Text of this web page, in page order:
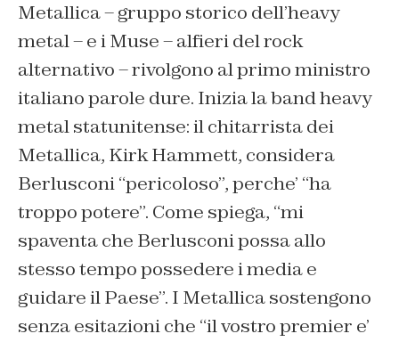
Metallica – gruppo storico dell’heavy
metal – e i Muse – alfieri del rock
alternativo – rivolgono al primo ministro
italiano parole dure. Inizia la band heavy
metal statunitense: il chitarrista dei
Metallica, Kirk Hammett, considera
Berlusconi “pericoloso”, perche’ “ha
troppo potere”. Come spiega, “mi
spaventa che Berlusconi possa allo
stesso tempo possedere i media e
guidare il Paese”. I Metallica sostengono
senza esitazioni che “il vostro premier e’